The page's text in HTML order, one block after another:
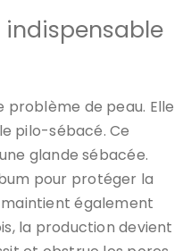
indispensable
problème de peau. Elle
pilo-sébacé. Ce
glande sébacée.
pour protéger la
également
la production devient